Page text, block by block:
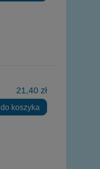
21,40 zł
do koszyka